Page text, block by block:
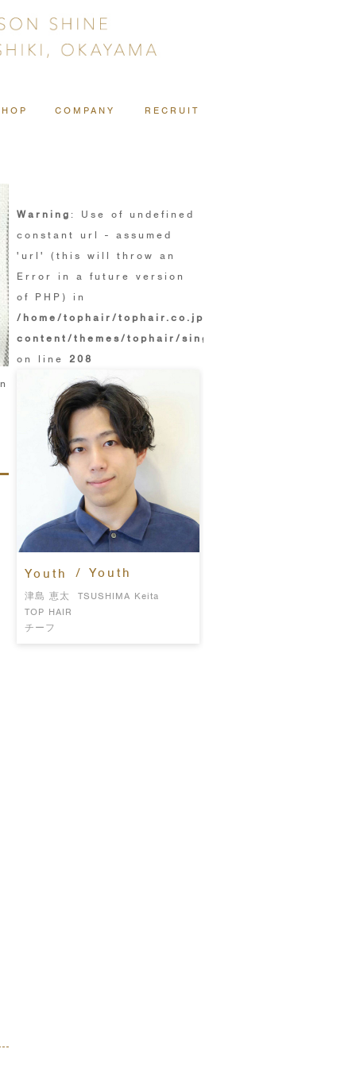
COMPANY RECRUIT
Warning : Use of undefined
constant url - assumed
'url' (this will throw an
Error in a future version
of PHP) in
/home/tophair/tophair.co.jp/public_html/wp/wp-
content/themes/tophair/single.php
on line 208
Youth / Youth
津島 恵太
TSUSHIMA Keita
TOP HAIR
チーフ